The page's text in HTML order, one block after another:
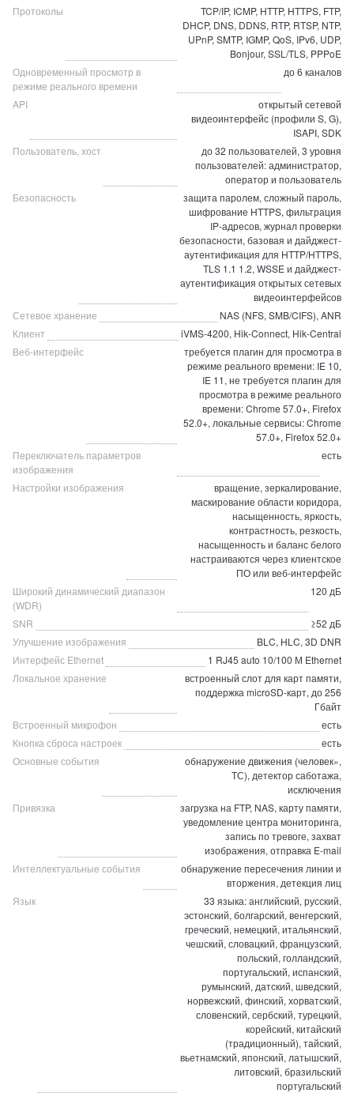
Протоколы
TCP/IP, ICMP, HTTP, HTTPS, FTP,
DHCP, DNS, DDNS, RTP, RTSP, NTP,
UPnP, SMTP, IGMP, QoS, IPv6, UDP,
Bonjour, SSL/TLS, PPPoE
Одновременный просмотр в
режиме реального времени
до 6 каналов
API
открытый сетевой
видеоинтерфейс (профили S, G),
ISAPI, SDK
Пользователь, хост
до 32 пользователей, 3 уровня
пользователей: администратор,
оператор и пользователь
Безопасность
защита паролем, сложный пароль,
шифрование HTTPS, фильтрация
IP-адресов, журнал проверки
безопасности, базовая и дайджест-
аутентификация для HTTP/HTTPS,
TLS 1.1 1.2, WSSE и дайджест-
аутентификация открытых сетевых
видеоинтерфейсов
Сетевое хранение
NAS (NFS, SMB/CIFS), ANR
Клиент
iVMS-4200, Hik-Connect, Hik-Central
Веб-интерфейс
требуется плагин для просмотра в
режиме реального времени: IE 10,
IE 11, не требуется плагин для
просмотра в режиме реального
времени: Chrome 57.0+, Firefox
52.0+, локальные сервисы: Chrome
57.0+, Firefox 52.0+
Переключатель параметров
изображения
есть
Настройки изображения
вращение, зеркалирование,
маскирование области коридора,
насыщенность, яркость,
контрастность, резкость,
насыщенность и баланс белого
настраиваются через клиентское
ПО или веб-интерфейс
Широкий динамический диапазон
(WDR)
120 дБ
SNR
≥52 дБ
Улучшение изображения
BLC, HLC, 3D DNR
Интерфейс Ethernet
1 RJ45 auto 10/100 М Ethernet
Локальное хранение
встроенный слот для карт памяти,
поддержка microSD-карт, до 256
Гбайт
Встроенный микрофон
есть
Кнопка сброса настроек
есть
Основные события
обнаружение движения (человек»,
ТС), детектор саботажа,
исключения
Привязка
загрузка на FTP, NAS, карту памяти,
уведомление центра мониторинга,
запись по тревоге, захват
изображения, отправка E-mail
Интеллектуальные события
обнаружение пересечения линии и
вторжения, детекция лиц
Язык
33 языка: английский, русский,
эстонский, болгарский, венгерский,
греческий, немецкий, итальянский,
чешский, словацкий, французский,
польский, голландский,
португальский, испанский,
румынский, датский, шведский,
норвежский, финский, хорватский,
словенский, сербский, турецкий,
корейский, китайский
(традиционный), тайский,
вьетнамский, японский, латышский,
литовский, бразильский
португальский